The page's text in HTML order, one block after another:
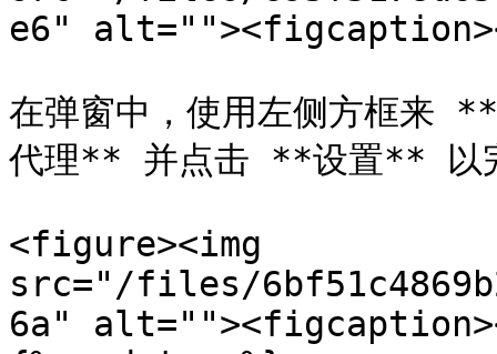
e6"
在弹窗中，使用左侧方框来
代理** 并点击 **设置** 以
<figure><img
src="/files/
6a"